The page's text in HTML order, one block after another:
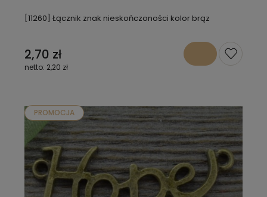
[11260] Łącznik znak nieskończoności kolor brąz
2,70 zł
2,20 zł
PROMOCJA